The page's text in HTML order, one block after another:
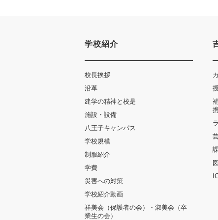
学校紹介
校長挨拶
沿革
建学の精神と校是
施設・設備
八王子キャンパス
学校規模
制服紹介
学費
災害への対策
学校紹介動画
祥美会（保護者の会）・淑美会（卒
業生の会）